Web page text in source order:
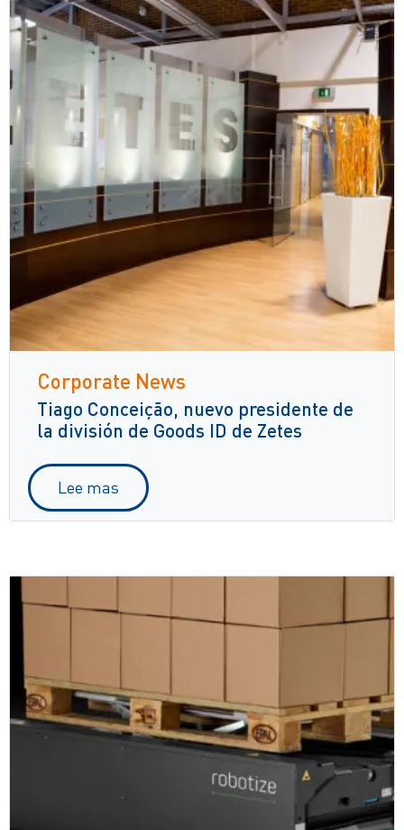
Corporate News
Tiago Conceição, nuevo presidente de
la división de Goods ID de Zetes
Lee mas